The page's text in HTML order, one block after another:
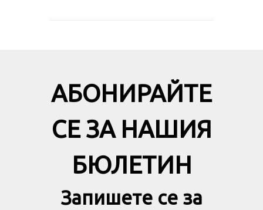
АБОНИРАЙТЕ
СЕ ЗА НАШИЯ
БЮЛЕТИН
Запишете се за